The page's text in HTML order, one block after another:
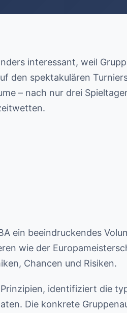
interessant, weil
den spektakulären
– nach nur drei
ein beeindruckendes
wie der
Chancen und Risiken.
identifiziert die
Die konkrete